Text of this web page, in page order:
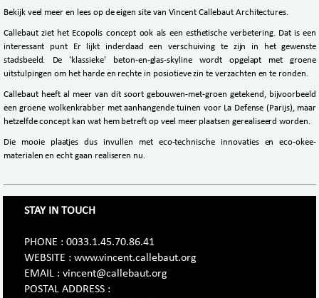
Bekijk veel meer en lees op de eigen site van Vincent Callebaut Architectures.
Callebaut ziet het Ecopolis concept ook als een esthetische verbetering. Dat is een
interessant punt Er lijkt inderdaad een verschuiving te zijn in het gewenste
stadsbeeld. De 'klassieke' beton-en-glas-skyline wordt opgelapt met groene
uitstulpingen om het harde en rechte in posiotieve zin te verzachten en te ronden.
Callebaut heeft al meer van dit soort gebouwen-met-groen getekend, bijvoorbeeld
een groene wolkenkrabber met aanhangende tuinen voor La Defense (Parijs), maar
hetzelfde concept kan wat hem betreft op veel meer plaatsen gerealiseerd worden.
Die mooie plaatjes dus invullen met eco-technische innovaties en eco-okee-
materialen en echt gaan realiseren nu.
STAY IN TOUCH
PHONE : 0033.1.45.70.86.41
WEBSITE : www.vincent.callebaut.org
EMAIL : vincent@callebaut.org
POSTAL ADDRESS :